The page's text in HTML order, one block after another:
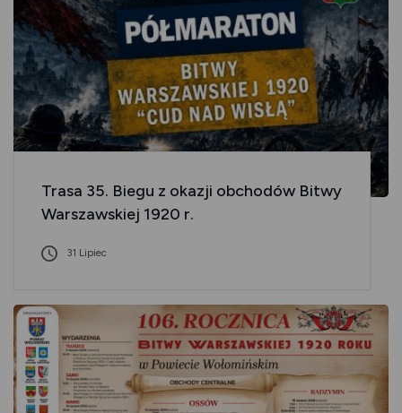
Trasa 35. Biegu z okazji obchodów Bitwy
Warszawskiej 1920 r.
31 Lipiec